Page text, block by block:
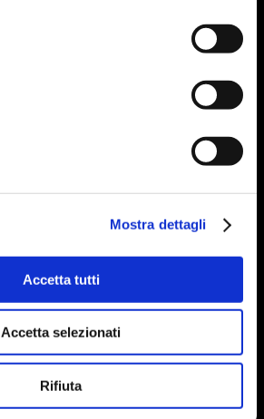
Mostra dettagli
Accetta tutti
Accetta selezionati
Rifiuta